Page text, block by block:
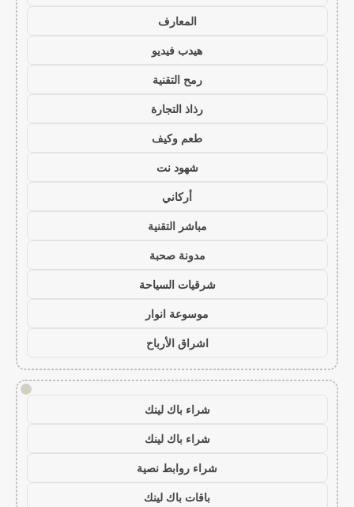
المعارف
هيدب فيديو
رمح التقنية
رذاذ التجارة
طعم وكيف
شهود نت
أركاني
مباشر التقنية
مدونة صحبة
شرقيات السياحة
موسوعة انوار
اشراق الأرباح
!
شراء باك لينك
شراء باك لينك
شراء روابط نصية
باقات باك لينك